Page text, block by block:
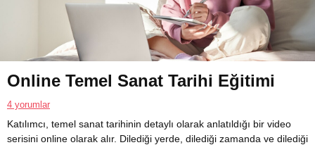
Online Temel Sanat Tarihi Eğitimi
4 yorumlar
Katılımcı, temel sanat tarihinin detaylı olarak anlatıldığı bir video
serisini online olarak alır. Dilediği yerde, dilediği zamanda ve dilediği